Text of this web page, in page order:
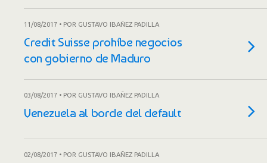
11/08/2017 • POR GUSTAVO IBAÑEZ PADILLA
Credit Suisse prohíbe negocios
con gobierno de Maduro
03/08/2017 • POR GUSTAVO IBAÑEZ PADILLA
Venezuela al borde del default
02/08/2017 • POR GUSTAVO IBAÑEZ PADILLA